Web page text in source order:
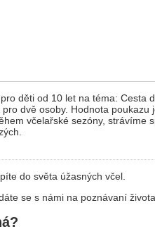
děti od 10 let na téma: Cesta
dvě osoby. Hodnota poukazu
včelařské sezóny, strávíme
do světa úžasných včel.
se s námi na poznávaní